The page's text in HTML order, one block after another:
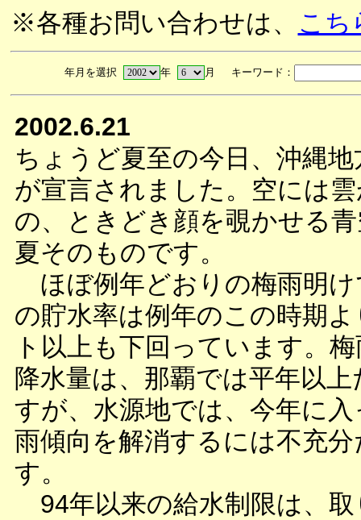
※各種お問い合わせは、 こち
年月を選択 年 月 キーワード：
2002.6.21
ちょうど夏至の今日、沖縄
が宣言されました。空には
の、ときどき顔を覗かせる
夏そのものです。
ほぼ例年どおりの梅雨明
の貯水率は例年のこの時期
ト以上も下回っています。
降水量は、那覇では平年以
すが、水源地では、今年に
雨傾向を解消するには不充
す。
94年以来の給水制限は、取